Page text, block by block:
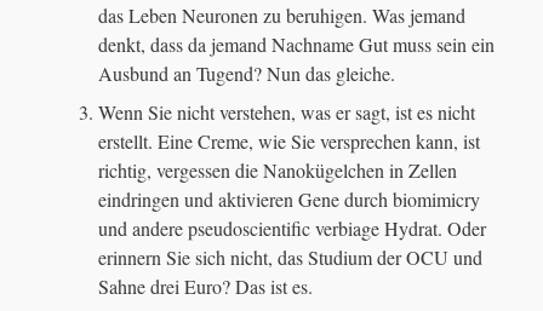
das Leben Neuronen zu beruhigen. Was jemand
denkt, dass da jemand Nachname Gut muss sein ein
Ausbund an Tugend? Nun das gleiche.
Wenn Sie nicht verstehen, was er sagt, ist es nicht
erstellt. Eine Creme, wie Sie versprechen kann, ist
richtig, vergessen die Nanokügelchen in Zellen
eindringen und aktivieren Gene durch biomimicry
und andere pseudoscientific verbiage Hydrat. Oder
erinnern Sie sich nicht, das Studium der OCU und
Sahne drei Euro? Das ist es.